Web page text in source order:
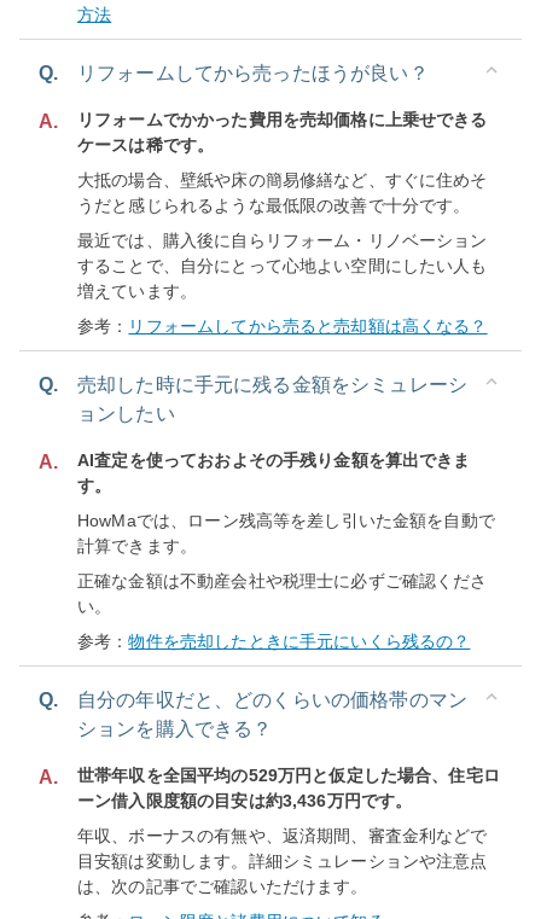
方法
Q. リフォームしてから売ったほうが良い？
A.
リフォームでかかった費用を売却価格に上乗せできる
ケースは稀です。
大抵の場合、壁紙や床の簡易修繕など、すぐに住めそ
うだと感じられるような最低限の改善で十分です。
最近では、購入後に自らリフォーム・リノベーション
することで、自分にとって心地よい空間にしたい人も
増えています。
参考： リフォームしてから売ると売却額は高くなる？
Q.
売却した時に手元に残る金額をシミュレーシ
ョンしたい
A.
AI査定を使っておおよその手残り金額を算出できま
す。
HowMaでは、ローン残高等を差し引いた金額を自動で
計算できます。
正確な金額は不動産会社や税理士に必ずご確認くださ
い。
参考：物件を売却したときに手元にいくら残るの？
Q.
自分の年収だと、どのくらいの価格帯のマン
ションを購入できる？
A.
世帯年収を全国平均の529万円と仮定した場合、住宅ロ
ーン借入限度額の目安は約3,436万円です。
年収、ボーナスの有無や、返済期間、審査金利などで
目安額は変動します。詳細シミュレーションや注意点
は、次の記事でご確認いただけます。